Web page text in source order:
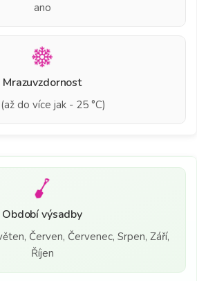
ano
Mrazuvzdornost
do více jak - 25 °C)
Období výsadby
Červen, Červenec, Srpen, Září,
Říjen